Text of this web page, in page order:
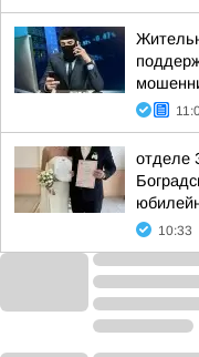
отделе
10:33